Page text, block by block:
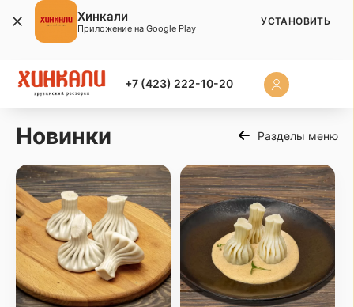
+7 (423) 222-10-20
Новинки Разделы меню
Хинкали
Приложение на Google Play
УСТАНОВИТЬ